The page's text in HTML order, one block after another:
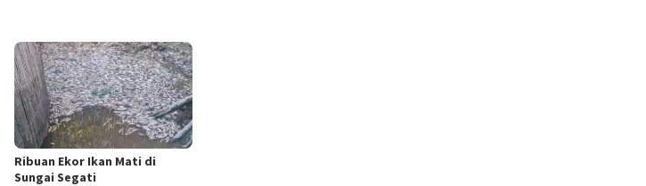
Ribuan Ekor Ikan Mati di
Sungai Segati